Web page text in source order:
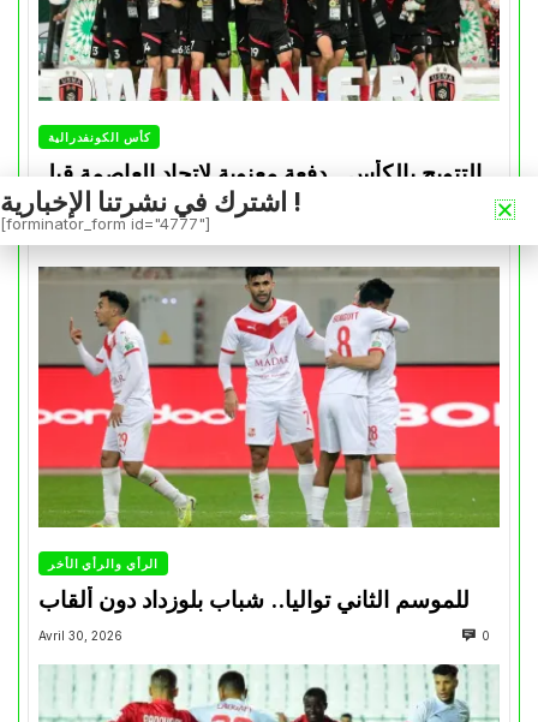
كأس الكونفدرالية
التتويج بالكأس.. دفعة معنوية لإتحاد العاصمة قبل
موقعة الزمالك في نهائي الكونفدرالية
الرأي والرأي الأخر
للموسم الثاني تواليا.. شباب بلوزداد دون ألقاب
Avril 30, 2026 0
اشترك في نشرتنا الإخبارية !
[forminator_form id="4777"]